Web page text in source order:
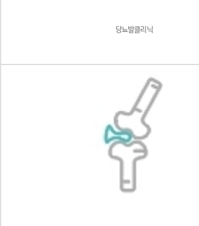
당뇨발클리닉